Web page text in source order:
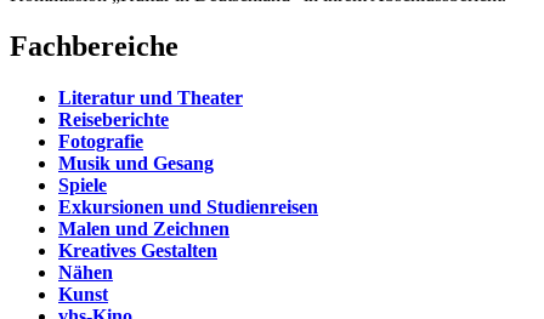
Fachbereiche
Literatur und Theater
Reiseberichte
Fotografie
Musik und Gesang
Spiele
Exkursionen und Studienreisen
Malen und Zeichnen
Kreatives Gestalten
Nähen
Kunst